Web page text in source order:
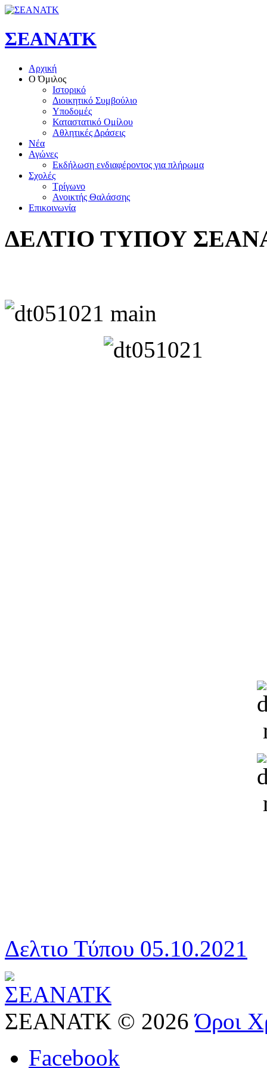
ΣΕΑΝΑΤΚ
Αρχική
Ο Όμιλος
Ιστορικό
Διοικητικό Συμβούλιο
Υποδομές
Καταστατικό Ομίλου
Αθλητικές Δράσεις
Νέα
Αγώνες
Εκδήλωση ενδιαφέροντος για πλήρωμα
Σχολές
Τρίγωνο
Ανοικτής Θαλάσσης
Επικοινωνία
ΔΕΛΤΙΟ ΤΥΠΟΥ
Δελτιο Τύπου 05.10.2021
ΣΕΑΝΑΤΚ © 2026 Όροι
Facebook